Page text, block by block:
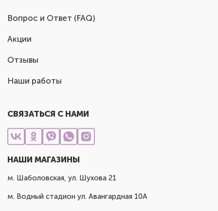
Вопрос и Ответ (FAQ)
Акции
Отзывы
Наши работы
СВЯЗАТЬСЯ С НАМИ
НАШИ МАГАЗИНЫ
м. Шаболовская, ул. Шухова 21
м. Водный стадион ул. Авангардная 10А